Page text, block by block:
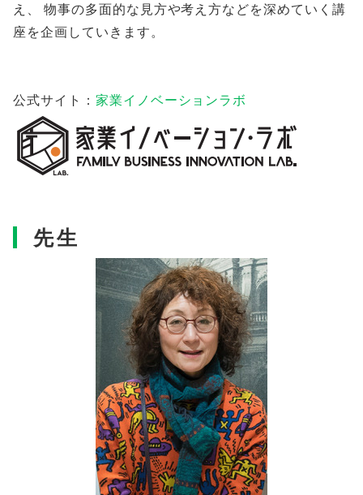
え、 物事の多面的な見方や考え方などを深めていく講
座を企画していきます。
公式サイト： 家業イノベーションラボ
先生